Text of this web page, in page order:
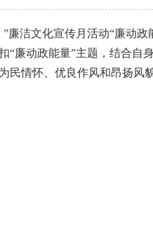
洁文化宣传月活动“廉动政
动政能量”主题，结合自
民情怀、优良作风和昂扬风